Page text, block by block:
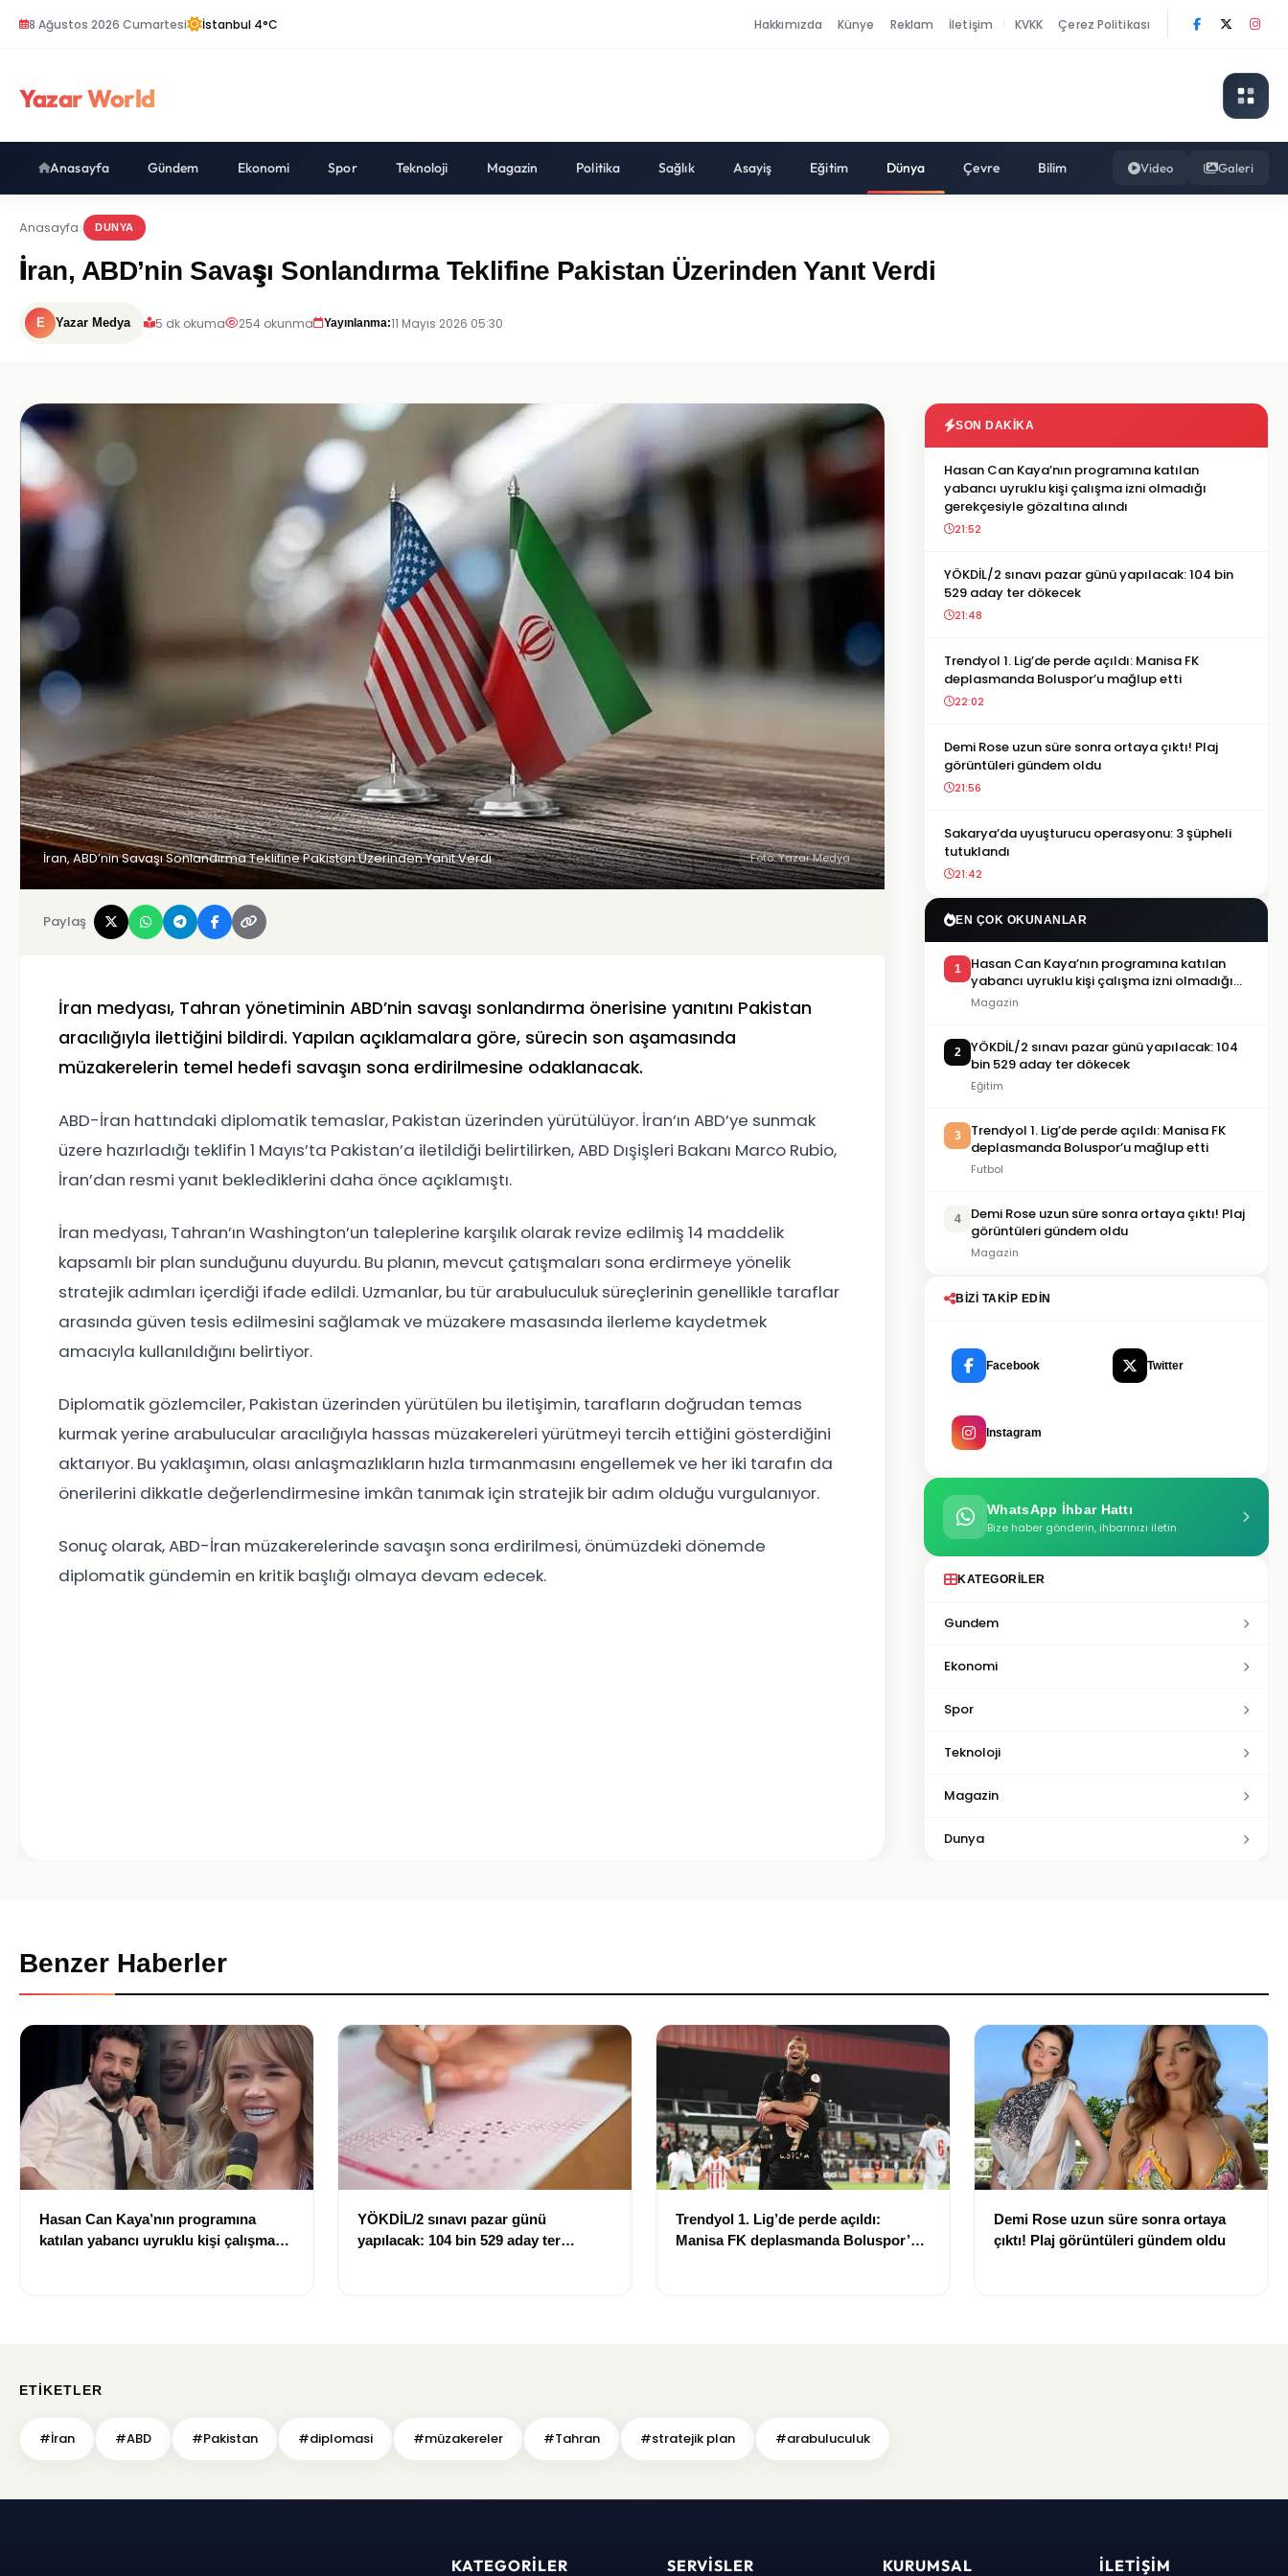
8 Ağustos 2026 Cumartesi İstanbul 4°C Hakkımızda Künye Reklam İletişim KVKK Çerez Politikası
Yazar World
Anasayfa Gündem Ekonomi Spor Teknoloji Magazin Politika Sağlık Asayiş Eğitim Dünya Çevre Bilim Video Galeri
Anasayfa DUNYA
İran, ABD’nin Savaşı Sonlandırma Teklifine Pakistan Üzerinden Yanıt Verdi
E Yazar Medya 5 dk okuma 254 okunma Yayınlanma:11 Mayıs 2026 05:30
İran, ABD’nin Savaşı Sonlandırma Teklifine Pakistan Üzerinden Yanıt Verdi Foto: Yazar Medya
Paylaş
İran medyası, Tahran yönetiminin ABD’nin savaşı sonlandırma önerisine yanıtını Pakistan
aracılığıyla ilettiğini bildirdi. Yapılan açıklamalara göre, sürecin son aşamasında
müzakerelerin temel hedefi savaşın sona erdirilmesine odaklanacak.
ABD-İran hattındaki diplomatik temaslar, Pakistan üzerinden yürütülüyor. İran’ın ABD’ye sunmak
üzere hazırladığı teklifin 1 Mayıs’ta Pakistan’a iletildiği belirtilirken, ABD Dışişleri Bakanı Marco Rubio,
İran’dan resmi yanıt beklediklerini daha önce açıklamıştı.
İran medyası, Tahran’ın Washington’un taleplerine karşılık olarak revize edilmiş 14 maddelik
kapsamlı bir plan sunduğunu duyurdu. Bu planın, mevcut çatışmaları sona erdirmeye yönelik
stratejik adımları içerdiği ifade edildi. Uzmanlar, bu tür arabuluculuk süreçlerinin genellikle taraflar
arasında güven tesis edilmesini sağlamak ve müzakere masasında ilerleme kaydetmek
amacıyla kullanıldığını belirtiyor.
Diplomatik gözlemciler, Pakistan üzerinden yürütülen bu iletişimin, tarafların doğrudan temas
kurmak yerine arabulucular aracılığıyla hassas müzakereleri yürütmeyi tercih ettiğini gösterdiğini
aktarıyor. Bu yaklaşımın, olası anlaşmazlıkların hızla tırmanmasını engellemek ve her iki tarafın da
önerilerini dikkatle değerlendirmesine imkân tanımak için stratejik bir adım olduğu vurgulanıyor.
Sonuç olarak, ABD-İran müzakerelerinde savaşın sona erdirilmesi, önümüzdeki dönemde
diplomatik gündemin en kritik başlığı olmaya devam edecek.
SON DAKIKA
Hasan Can Kaya’nın programına katılan
yabancı uyruklu kişi çalışma izni olmadığı
gerekçesiyle gözaltına alındı
21:52
YÖKDİL/2 sınavı pazar günü yapılacak: 104 bin
529 aday ter dökecek
21:48
Trendyol 1. Lig’de perde açıldı: Manisa FK
deplasmanda Boluspor’u mağlup etti
22:02
Demi Rose uzun süre sonra ortaya çıktı! Plaj
görüntüleri gündem oldu
21:56
Sakarya’da uyuşturucu operasyonu: 3 şüpheli
tutuklandı
21:42
EN ÇOK OKUNANLAR
1
Hasan Can Kaya’nın programına katılan
yabancı uyruklu kişi çalışma izni olmadığı
gerekçesiyle gözaltına alındı
Magazin
2
YÖKDİL/2 sınavı pazar günü yapılacak: 104
bin 529 aday ter dökecek
Eğitim
3
Trendyol 1. Lig’de perde açıldı: Manisa FK
deplasmanda Boluspor’u mağlup etti
Futbol
4
Demi Rose uzun süre sonra ortaya çıktı! Plaj
görüntüleri gündem oldu
Magazin
BIZI TAKIP EDIN
Facebook Twitter
Instagram
WhatsApp İhbar Hattı
Bize haber gönderin, ihbarınızı iletin
KATEGORILER
Gundem
Ekonomi
Spor
Teknoloji
Magazin
Dunya
Benzer Haberler
Hasan Can Kaya’nın programına
katılan yabancı uyruklu kişi çalışma
YÖKDİL/2 sınavı pazar günü
yapılacak: 104 bin 529 aday ter
Trendyol 1. Lig’de perde açıldı:
Manisa FK deplasmanda Boluspor’u
Demi Rose uzun süre sonra ortaya
çıktı! Plaj görüntüleri gündem oldu
ETIKETLER
#İran #ABD #Pakistan #diplomasi #müzakereler #Tahran #stratejik plan #arabuluculuk
KATEGORILER SERVISLER KURUMSAL İLETIŞIM